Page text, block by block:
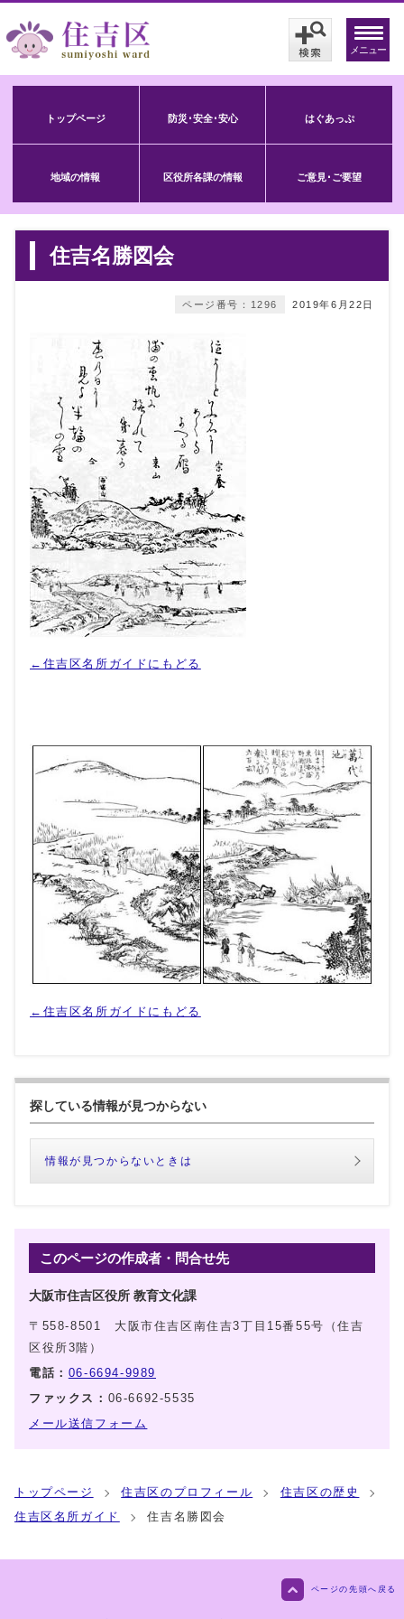
メニュー
トップページ 防災･安全･安心 はぐあっぷ
地域の情報 区役所各課の情報 ご意見･ご要望
住吉名勝図会
2019年6月22日
ページ番号：1296
←住吉区名所ガイドにもどる
←住吉区名所ガイドにもどる
探している情報が見つからない
情報が見つからないときは
このページの作成者・問合せ先
大阪市住吉区役所 教育文化課
〒558-8501 大阪市住吉区南住吉3丁目15番55号（住吉
区役所3階）
電話： 06-6694-9989
ファックス： 06-6692-5535
メール送信フォーム
トップページ 住吉区のプロフィール
住吉区の歴史
住吉区名所ガイド
住吉名勝図会
ページの先頭へ戻る